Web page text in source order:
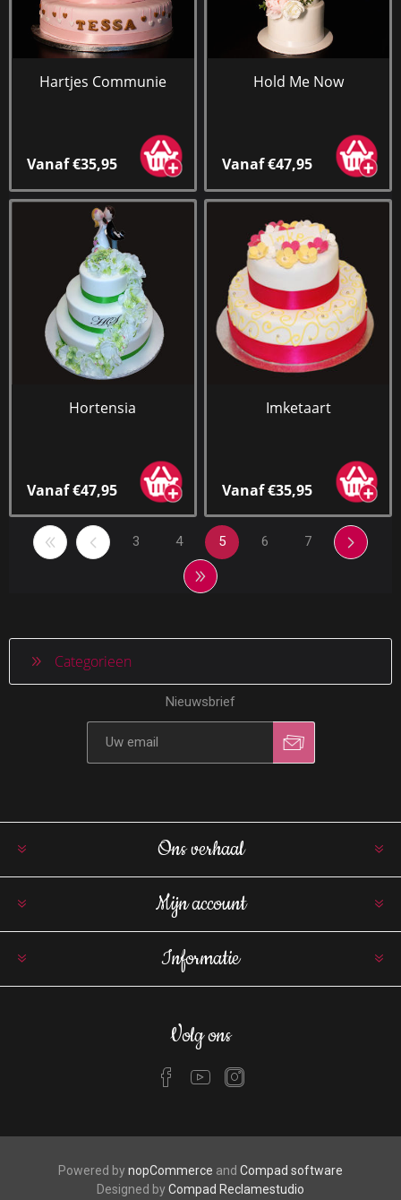
Hartjes Communie
Vanaf €35,95
Hold Me Now
Vanaf €47,95
Hortensia
Vanaf €47,95
Imketaart
Vanaf €35,95
3 4 5 6 7
Categorieen
Nieuwsbrief
Ons verhaal
Mijn account
Informatie
Volg ons
Powered bynopCommerce and Compad software
Designed byCompad Reclamestudio